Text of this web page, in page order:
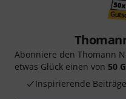
Abonniere den Thomann
etwas Glück einen von 50
Inspirierende Beiträge